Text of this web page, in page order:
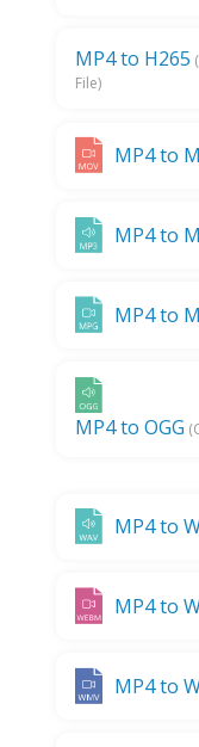
MP4 to H265
File)
MP4 to
MP4 to
MP4 to
MP4 to OGG
MP4 to
MP4 to
MP4 to